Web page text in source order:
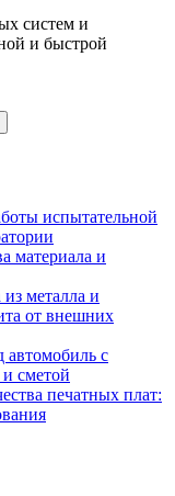
систем и
и быстрой
испытательной
материала и
металла и
от внешних
автомобиль с
сметой
печатных плат: